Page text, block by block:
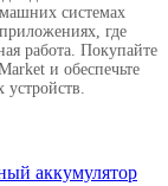
системах
где
работа. Покупайте
и обеспечьте